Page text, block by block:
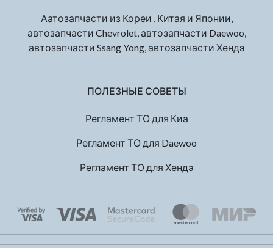
Аатозапчасти из Кореи , Китая и Японии,
автозапчасти Chevrolet, автозапчасти Daewoo,
автозапчасти Ssang Yong, автозапчасти Хендэ
ПОЛЕЗНЫЕ СОВЕТЫ
Регламент ТО для Киа
Регламент ТО для Daewoo
Регламент ТО для Хендэ